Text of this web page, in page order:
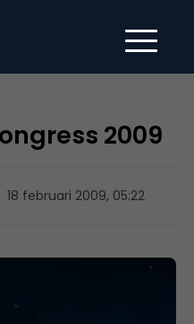
2009
18 februari 2009, 05:22